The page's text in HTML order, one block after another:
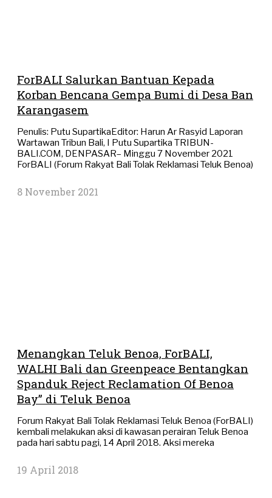
ForBALI Salurkan Bantuan Kepada
Korban Bencana Gempa Bumi di Desa Ban
Karangasem
Penulis: Putu SupartikaEditor: Harun Ar Rasyid Laporan
Wartawan Tribun Bali, I Putu Supartika TRIBUN-
BALI.COM, DENPASAR– Minggu 7 November 2021
ForBALI (Forum Rakyat Bali Tolak Reklamasi Teluk Benoa)
8 November 2021
Menangkan Teluk Benoa, ForBALI,
WALHI Bali dan Greenpeace Bentangkan
Spanduk Reject Reclamation Of Benoa
Bay” di Teluk Benoa
Forum Rakyat Bali Tolak Reklamasi Teluk Benoa (ForBALI)
kembali melakukan aksi di kawasan perairan Teluk Benoa
pada hari sabtu pagi, 14 April 2018. Aksi mereka
19 April 2018